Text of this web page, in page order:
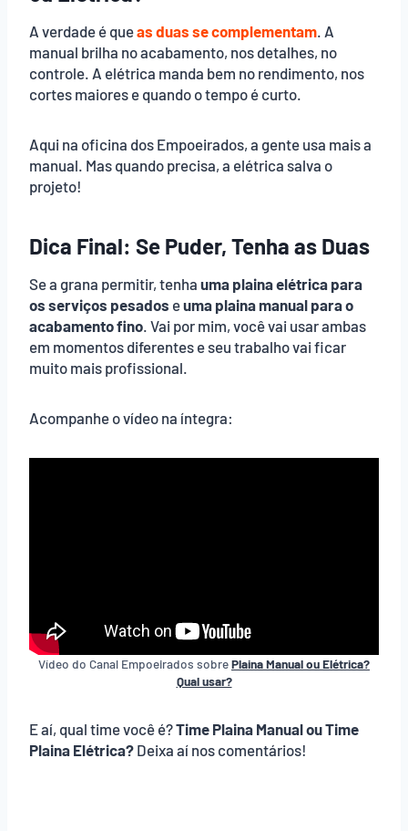
A verdade é queas duas se complementam . A
manual brilha no acabamento, nos detalhes, no
controle. A elétrica manda bem no rendimento, nos
cortes maiores e quando o tempo é curto.
Aqui na oficina dos Empoeirados, a gente usa mais a
manual. Mas quando precisa, a elétrica salva o
projeto!
Dica Final: Se Puder, Tenha as Duas
Se a grana permitir, tenha uma plaina elétrica para
os serviços pesados euma plaina manual para o
acabamento fino . Vai por mim, você vai usar ambas
em momentos diferentes e seu trabalho vai ficar
muito mais profissional.
Acompanhe o vídeo na íntegra:
Vídeo do Canal Empoeirados sobrePlaina Manual ou Elétrica?
Qual usar?
E aí, qual time você é?Time Plaina Manual ou Time
Plaina Elétrica? Deixa aí nos comentários!